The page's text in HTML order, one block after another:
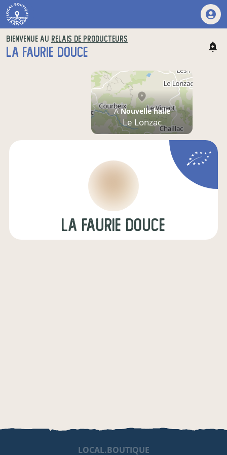
BIENVENUE AU RELAIS DE PRODUCTEURS
LA FAURIE DOUCE
ÀNouvelle halle
Le Lonzac
La Faurie Douce
LOCAL.BOUTIQUE